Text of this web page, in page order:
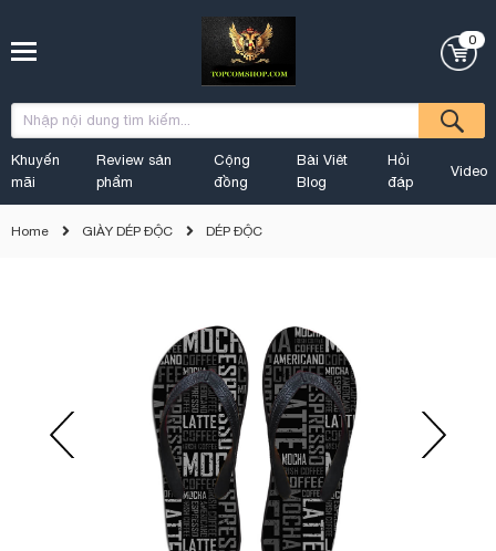
0
Khuyến
mãi
Review sản
phẩm
Cộng
đồng
Bài Viêt
Blog
Hỏi
đáp
Video
Home GIÀY DÉP ĐỘC DÉP ĐỘC